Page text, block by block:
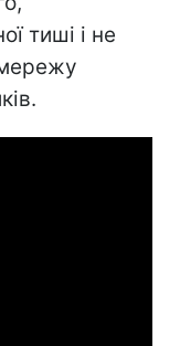
тиші і не